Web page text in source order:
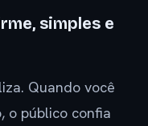
simples e
Quando você
o público confia